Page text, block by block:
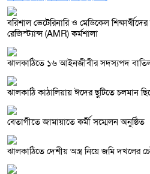
বরিশাল ভেটেরিনারি ও মেডিকেল
রেজিস্ট্যান্স (AMR) কর্মশালা
ঝালকাঠিতে ১৬ আইনজীবীর সদস্যপদ
ঝালকাঠি কাঠালিয়ায় ঈদের ছুটিতে চলমান
বেতাগীতে জামায়াতে কর্মী সম্মেলন অনুষ্ঠিত
ঝালকাঠিতে দেশীয় অস্ত্র নিয়ে জমি দখলের